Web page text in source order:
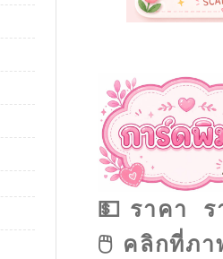
💵 ราคา ร
🖱️ คลิกที่ภา